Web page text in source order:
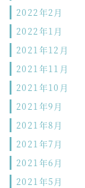
2022年2月
2022年1月
2021年12月
2021年11月
2021年10月
2021年9月
2021年8月
2021年7月
2021年6月
2021年5月